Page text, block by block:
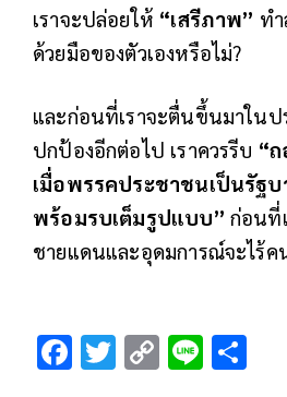
เราจะปล่อยให้ “เสรีภาพ” ทำ
ด้วยมือของตัวเองหรือไม่?
และก่อนที่เราจะตื่นขึ้นมาในป
ปกป้องอีกต่อไป เราควรรีบ “
เมื่อพรรคประชาชนเป็นรัฐ
พร้อมรบเต็มรูปแบบ” ก่อนที่
ชายแดนและอุดมการณ์จะไร้
F T C Li